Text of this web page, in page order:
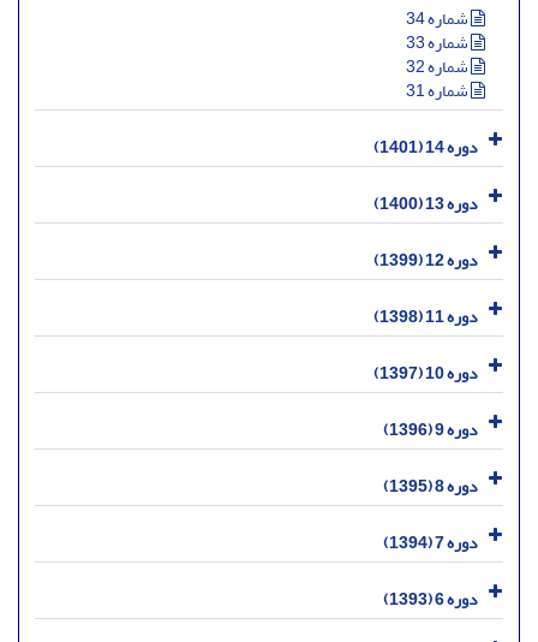
شماره 34
شماره 33
شماره 32
شماره 31
دوره 14 (1401)
دوره 13 (1400)
دوره 12 (1399)
دوره 11 (1398)
دوره 10 (1397)
دوره 9 (1396)
دوره 8 (1395)
دوره 7 (1394)
دوره 6 (1393)